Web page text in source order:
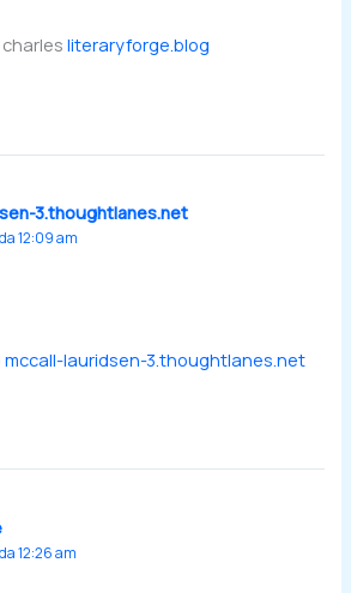
charlesliteraryforge.blog
3.thoughtlanes.net
12:09 am
mccall-lauridsen-3.thoughtlanes.net
12:26 am